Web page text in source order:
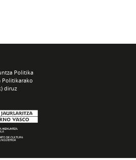
Politika
Politikarako
diruz